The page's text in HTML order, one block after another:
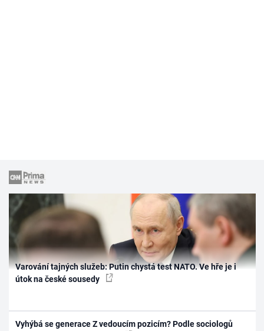
Varování tajných služeb: Putin chystá test NATO. Ve hře je i
útok na české sousedy
Vyhýbá se generace Z vedoucím pozicím? Podle sociologů